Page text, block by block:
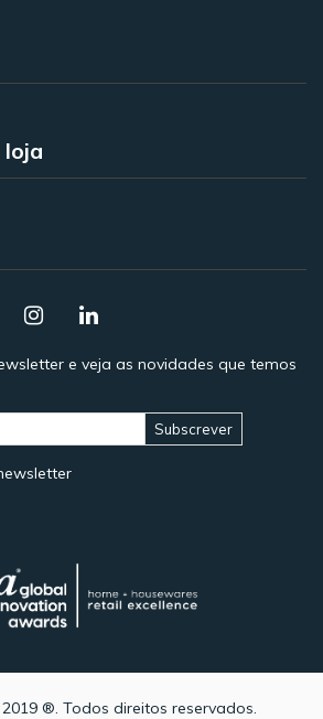
e veja as novidades que temos
Subscrever
®. Todos direitos reservados.